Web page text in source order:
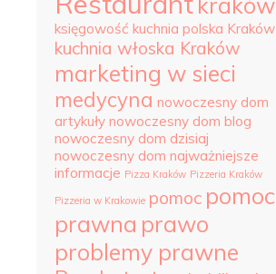
księgowość kuchnia polska Kraków
kuchnia włoska Kraków
marketing w sieci
medycyna nowoczesny dom
artykuły nowoczesny dom blog
nowoczesny dom dzisiaj
nowoczesny dom najważniejsze
informacje Pizza Kraków Pizzeria Kraków
Pizzeria w Krakowie pomoc pomoc
prawna prawo
problemy prawne